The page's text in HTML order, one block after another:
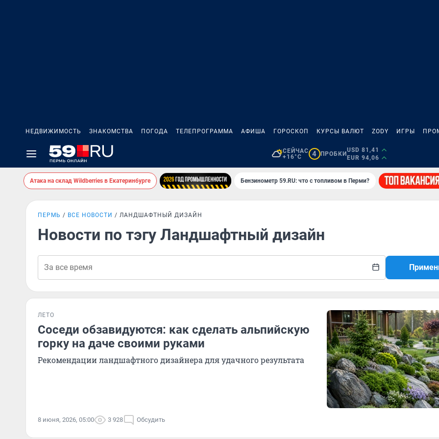
НЕДВИЖИМОСТЬ ЗНАКОМСТВА ПОГОДА ТЕЛЕПРОГРАММА АФИША ГОРОСКОП КУРСЫ ВАЛЮТ ZODY ИГРЫ
СЕЙЧАС
+16°C
4 ПРОБКИ
USD 81,41
EUR 94,06
Атака на склад Wildberries в Екатеринбурге Бензинометр 59.RU: что с топливом в Перми?
ПЕРМЬ ВСЕ НОВОСТИ ЛАНДШАФТНЫЙ ДИЗАЙН
Новости по тэгу Ландшафтный дизайн
ЛЕТО
Соседи обзавидуются: как сделать альпийскую
горку на даче своими руками
Рекомендации ландшафтного дизайнера для удачного результата
8 июня, 2026, 05:00 3 928 Обсудить